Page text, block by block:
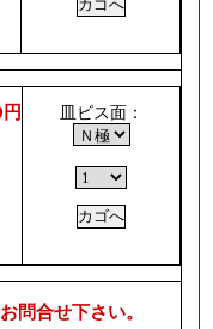
皿ビス面：
問合せ下さい。